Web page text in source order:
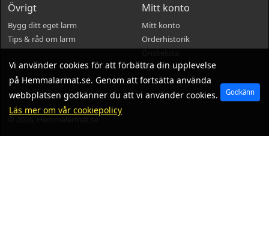
Vi använder cookies för att förbättra din upplevelse
på Hemmalarmat.se. Genom att fortsätta använda
webbplatsen godkänner du att vi använder cookies.
Läs mer om vår cookiepolicy
Godkänn
Övrigt
Bygg ditt eget larm
Tips & råd om larm
Mitt konto
Mitt konto
Orderhistorik
Nyhetsbrev